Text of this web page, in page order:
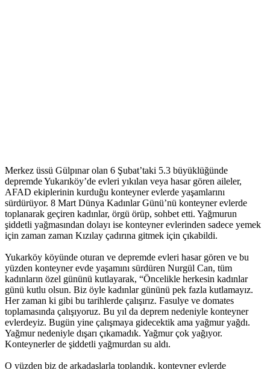
Merkez üssü Gülpınar olan 6 Şubat’taki 5.3 büyüklüğünde
depremde Yukarıköy’de evleri yıkılan veya hasar gören aileler,
AFAD ekiplerinin kurduğu konteyner evlerde yaşamlarını
sürdürüyor. 8 Mart Dünya Kadınlar Günü’nü konteyner evlerde
toplanarak geçiren kadınlar, örgü örüp, sohbet etti. Yağmurun
şiddetli yağmasından dolayı ise konteyner evlerinden sadece yemek
için zaman zaman Kızılay çadırına gitmek için çıkabildi.
Yukarköy köyünde oturan ve depremde evleri hasar gören ve bu
yüzden konteyner evde yaşamını sürdüren Nurgül Can, tüm
kadınların özel gününü kutlayarak, “Öncelikle herkesin kadınlar
günü kutlu olsun. Biz öyle kadınlar gününü pek fazla kutlamayız.
Her zaman ki gibi bu tarihlerde çalışırız. Fasulye ve domates
toplamasında çalışıyoruz. Bu yıl da deprem nedeniyle konteyner
evlerdeyiz. Bugün yine çalışmaya gidecektik ama yağmur yağdı.
Yağmur nedeniyle dışarı çıkamadık. Yağmur çok yağıyor.
Konteynerler de şiddetli yağmurdan su aldı.
O yüzden biz de arkadaşlarla toplandık, konteyner evlerde